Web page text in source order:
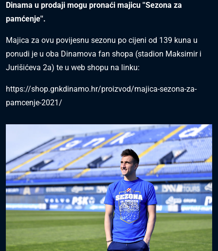
Dinama u prodaji mogu pronaći majicu ''Sezona za
pamćenje''.
Majica za ovu povijesnu sezonu po cijeni od 139 kuna u
ponudi je u oba Dinamova fan shopa (stadion Maksimir i
Jurišićeva 2a) te u web shopu na linku:
https://shop.gnkdinamo.hr/proizvod/majica-sezona-za-
pamcenje-2021/